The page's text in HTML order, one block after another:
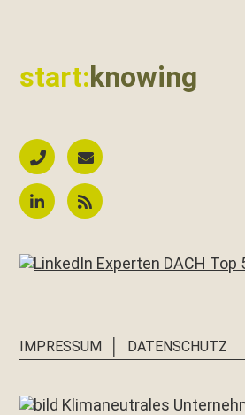
start:knowing
IMPRESSUM DATENSCHUTZ